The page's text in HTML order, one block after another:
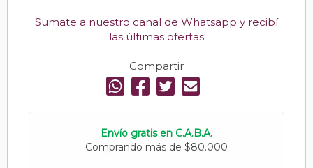
Sumate a nuestro canal de Whatsapp y recibí
las últimas ofertas
Compartir
Envío gratis en C.A.B.A.
Comprando más de $80.000